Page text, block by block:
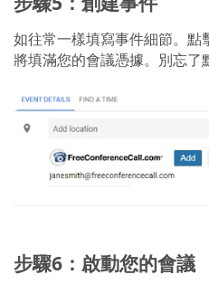
如往常一樣填寫事件細節。點
將填滿您的會議憑據。別忘了
步驟6：啟動您的會議